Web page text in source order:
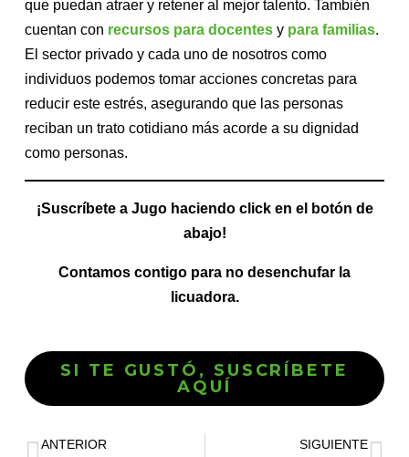
que puedan atraer y retener al mejor talento. También
cuentan con recursos para docentesy para familias.
El sector privado y cada uno de nosotros como
individuos podemos tomar acciones concretas para
reducir este estrés, asegurando que las personas
reciban un trato cotidiano más acorde a su dignidad
como personas.
¡Suscríbete a Jugo haciendo click en el botón de
abajo!
Contamos contigo para no desenchufar la
licuadora.
SI TE GUSTÓ, SUSCRÍBETE
AQUÍ
ANTERIOR SIGUIENTE